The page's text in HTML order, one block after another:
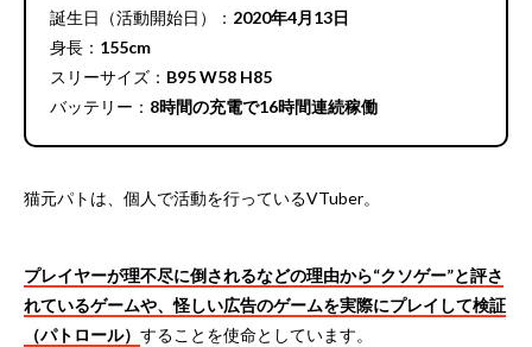
誕生日（活動開始日）： 2020年4月13日
身長： 155cm
スリーサイズ： B95 W58 H85
バッテリー： 8時間の充電で16時間連続稼働
猫元パトは、個人で活動を行っているVTuber。
プレイヤーが理不尽に倒されるなどの理由から“クソゲー”と評さ
れているゲームや、怪しい広告のゲームを実際にプレイして検証
（パトロール） することを使命としています。